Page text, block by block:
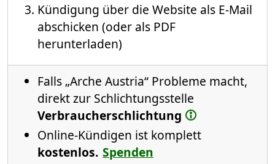
Kündigung über die Website als E-Mail
abschicken (oder als PDF
herunterladen)
Falls „Arche Austria“ Probleme macht,
direkt zur Schlichtungsstelle
Verbraucherschlichtung
Online-Kündigen ist komplett
kostenlos. Spenden